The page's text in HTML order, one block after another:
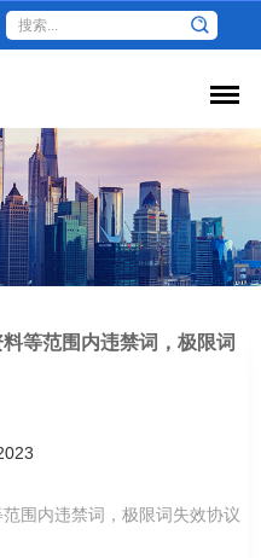
等范围内违禁词，极限词
围内违禁词，极限词失效协议